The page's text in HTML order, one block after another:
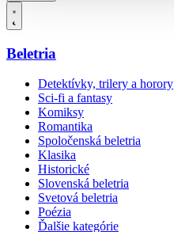
Beletria
Detektívky, trilery a horory
Sci-fi a fantasy
Komiksy
Romantika
Spoločenská beletria
Klasika
Historické
Slovenská beletria
Svetová beletria
Poézia
Ďalšie kategórie